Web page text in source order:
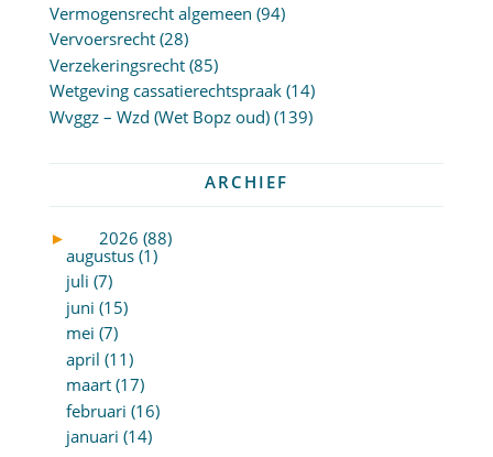
Vermogensrecht algemeen (94)
Vervoersrecht(28)
Verzekeringsrecht(85)
Wetgeving cassatierechtspraak(14)
Wvggz – Wzd (Wet Bopz oud)(139)
ARCHIEF
►
2026 (88)
augustus (1)
juli (7)
juni (15)
mei (7)
april (11)
maart (17)
februari (16)
januari (14)